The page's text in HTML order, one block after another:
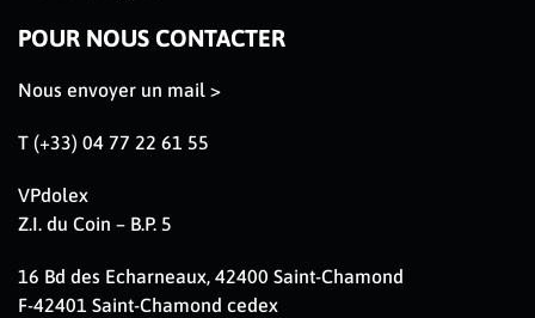
POUR NOUS CONTACTER
Nous envoyer un mail >
T (+33) 04 77 22 61 55
VPdolex
Z.I. du Coin – B.P. 5
16 Bd des Echarneaux, 42400 Saint-Chamond
F-42401 Saint-Chamond cedex